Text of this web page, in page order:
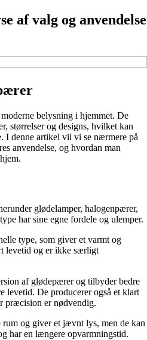
af valg og anvendelse
belysning i hjemmet. De
størrelser og designs, hvilket kan
I denne artikel vil vi se nærmere på
anvendelse, og hvordan man
glødelamper, halogenpærer,
har sine egne fordele og ulemper.
type, som giver et varmt og
levetid og er ikke særligt
af glødepærer og tilbyder bedre
levetid. De producerer også et klart
præcision er nødvendig.
rum og giver et jævnt lys, men de kan
har en længere opvarmningstid.